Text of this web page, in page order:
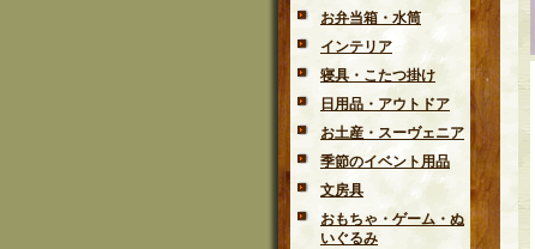
お弁当箱・水筒
インテリア
寝具・こたつ掛け
日用品・アウトドア
お土産・スーヴェニア
季節のイベント用品
文房具
おもちゃ・ゲーム・ぬ
いぐるみ